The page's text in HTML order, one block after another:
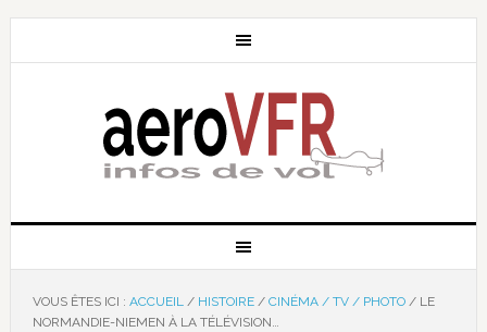
VOUS ÊTES ICI : ACCUEIL / HISTOIRE / CINÉMA / TV / PHOTO /LE
NORMANDIE-NIEMEN À LA TÉLÉVISION…